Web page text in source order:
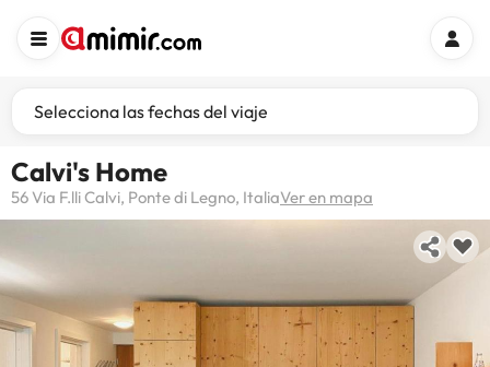
Selecciona las fechas del viaje
Calvi's Home
56 Via F.lli Calvi, Ponte di Legno, ItaliaVer en mapa